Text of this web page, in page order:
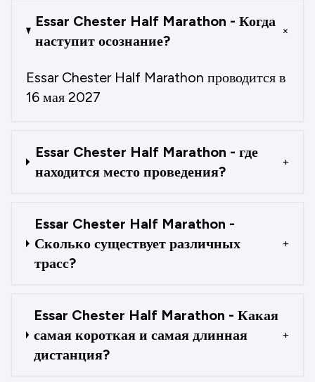
Essar Chester Half Marathon - Когда
наступит осознание?
+
Essar Chester Half Marathon проводится в
16 мая 2027
Essar Chester Half Marathon - где
находится место проведения?
+
Essar Chester Half Marathon -
Сколько существует различных
трасс?
+
Essar Chester Half Marathon - Какая
самая короткая и самая длинная
дистанция?
+